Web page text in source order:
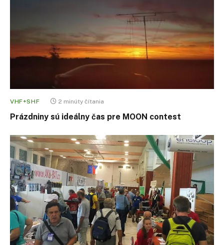
VHF+SHF 2 minúty čítania
Prázdniny sú ideálny čas pre MOON contest